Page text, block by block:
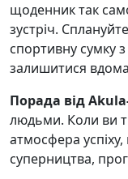
щоденник так
зустріч.
спортивну сумку
залишитися
Порада від
людьми. Коли ви
атмосфера
суперництва,